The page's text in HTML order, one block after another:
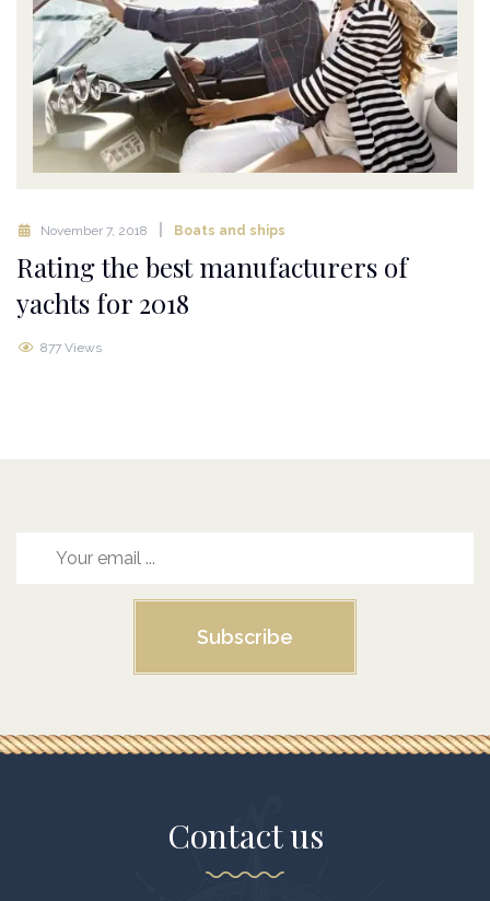
November 7, 2018 Boats and ships
Rating the best manufacturers of
yachts for 2018
877 Views
Subscribe
Contact us